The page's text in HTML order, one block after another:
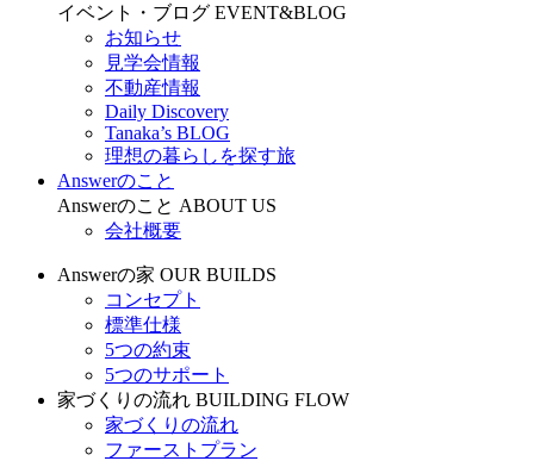
イベント・ブログ EVENT&BLOG
お知らせ
見学会情報
不動産情報
Daily Discovery
Tanaka’s BLOG
理想の暮らしを探す旅
Answerのこと
Answerのこと ABOUT US
会社概要
Answerの家 OUR BUILDS
コンセプト
標準仕様
5つの約束
5つのサポート
家づくりの流れ BUILDING FLOW
家づくりの流れ
ファーストプラン